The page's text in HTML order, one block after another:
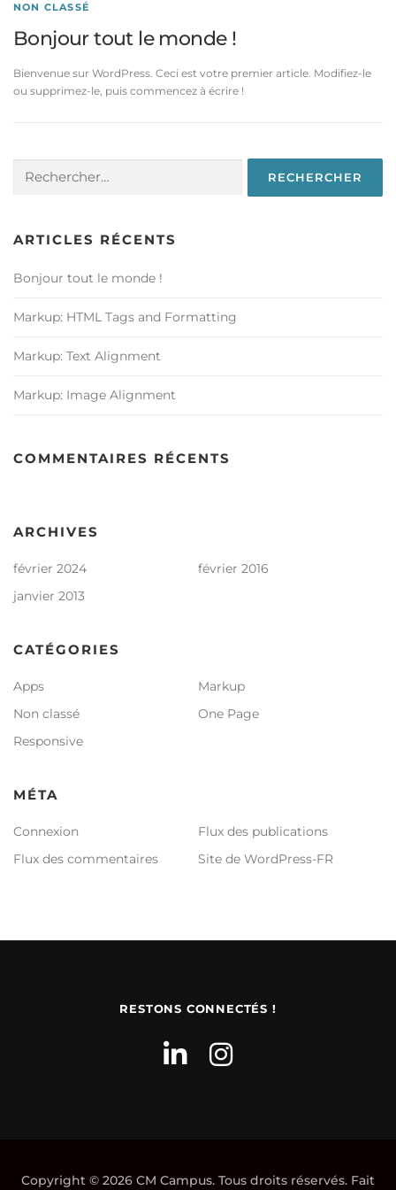
NON CLASSÉ
Bonjour tout le monde !
Bienvenue sur WordPress. Ceci est votre premier article. Modifiez-le
ou supprimez-le, puis commencez à écrire !
ARTICLES RÉCENTS
Bonjour tout le monde !
Markup: HTML Tags and Formatting
Markup: Text Alignment
Markup: Image Alignment
COMMENTAIRES RÉCENTS
ARCHIVES
février 2024
février 2016
janvier 2013
CATÉGORIES
Apps
Markup
Non classé
One Page
Responsive
MÉTA
Connexion
Flux des publications
Flux des commentaires
Site de WordPress-FR
RESTONS CONNECTÉS !
Copyright © 2026 CM Campus. Tous droits réservés. Fait